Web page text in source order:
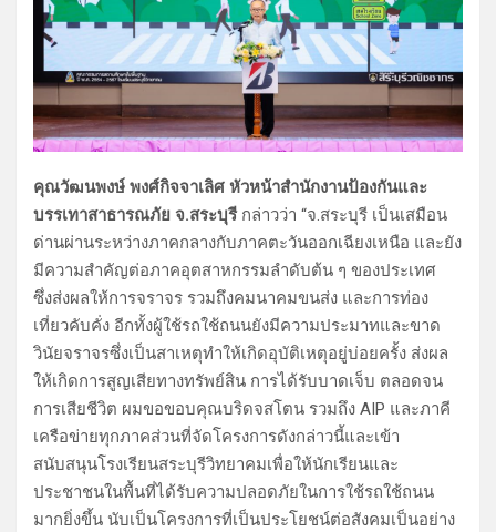
คุณวัฒนพงษ์ พงศ์กิจจาเลิศ หัวหน้าสำนักงานป้องกันและ
บรรเทาสาธารณภัย จ.สระบุรีกล่าวว่า “จ.สระบุรี เป็นเสมือน
ด่านผ่านระหว่างภาคกลางกับภาคตะวันออกเฉียงเหนือ และยัง
มีความสำคัญต่อภาคอุตสาหกรรมลำดับต้น ๆ ของประเทศ
ซึ่งส่งผลให้การจราจร รวมถึงคมนาคมขนส่ง และการท่อง
เที่ยวคับคั่ง อีกทั้งผู้ใช้รถใช้ถนนยังมีความประมาทและขาด
วินัยจราจรซึ่งเป็นสาเหตุทำให้เกิดอุบัติเหตุอยู่บ่อยครั้ง ส่งผล
ให้เกิดการสูญเสียทางทรัพย์สิน การได้รับบาดเจ็บ ตลอดจน
การเสียชีวิต ผมขอขอบคุณบริดจสโตน รวมถึง AIP และภาคี
เครือข่ายทุกภาคส่วนที่จัดโครงการดังกล่าวนี้และเข้า
สนับสนุนโรงเรียนสระบุรีวิทยาคมเพื่อให้นักเรียนและ
ประชาชนในพื้นที่ได้รับความปลอดภัยในการใช้รถใช้ถนน
มากยิ่งขึ้น นับเป็นโครงการที่เป็นประโยชน์ต่อสังคมเป็นอย่าง